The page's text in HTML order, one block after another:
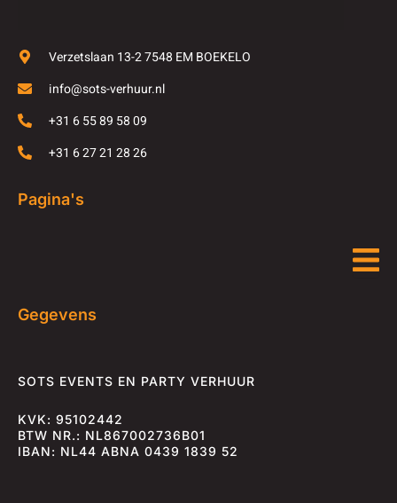
Verzetslaan 13-2 7548 EM BOEKELO
info@sots-verhuur.nl
+31 6 55 89 58 09
+31 6 27 21 28 26
Pagina's
Gegevens
SOTS EVENTS EN PARTY VERHUUR
KVK: 95102442
BTW NR.: NL867002736B01
IBAN: NL44 ABNA 0439 1839 52